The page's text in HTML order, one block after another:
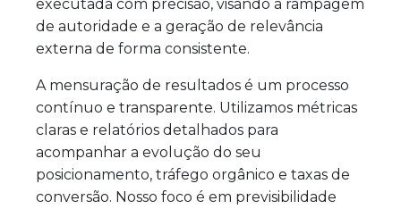
executada com precisão, visando a rampagem
de autoridade e a geração de relevância
externa de forma consistente.
A mensuração de resultados é um processo
contínuo e transparente. Utilizamos métricas
claras e relatórios detalhados para
acompanhar a evolução do seu
posicionamento, tráfego orgânico e taxas de
conversão. Nosso foco é em previsibilidade